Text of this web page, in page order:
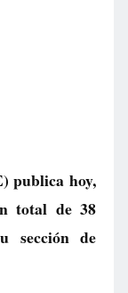
publica hoy,
total de 38
sección de